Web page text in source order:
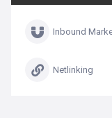
Inbound
Netlinking